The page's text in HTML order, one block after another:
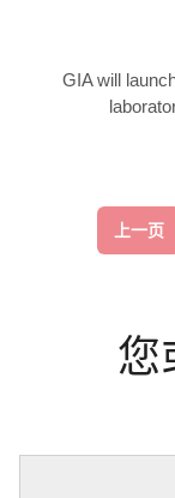
GIA will
上一页
您